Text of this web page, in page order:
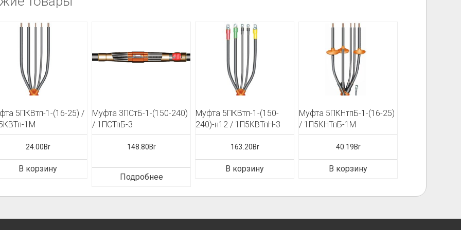
5ПКВтп-1-(16-25) /
1М
24.00Br
В корзину
Муфта 3ПСтБ-1-(150-240)
/ 1ПСТпБ-3
148.80Br
Подробнее
Муфта 5ПКВтп-1-(150-
240)-н12 / 1П5КВТпН-3
163.20Br
В корзину
Муфта 5ПКНтпБ-1-(16-25)
/ 1П5КНТпБ-1М
40.19Br
В корзину